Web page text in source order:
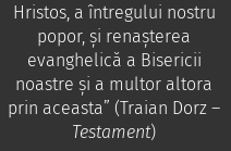
Hristos, a întregului nostru
popor, şi renaşterea
evanghelică a Bisericii
noastre şi a multor altora
prin aceasta” (Traian Dorz –
Testament)